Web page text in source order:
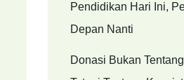
Pendidikan Hari Ini,
Depan Nanti
Donasi Bukan